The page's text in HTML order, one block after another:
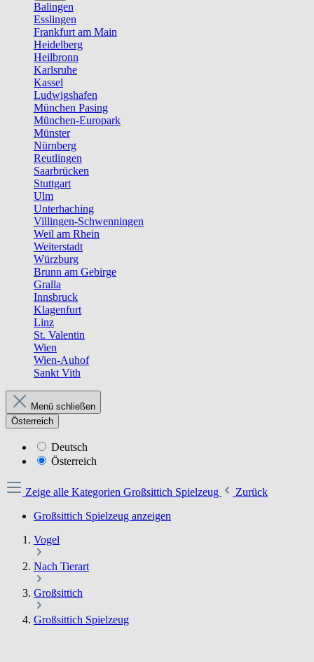
Balingen
Esslingen
Frankfurt am Main
Heidelberg
Heilbronn
Karlsruhe
Kassel
Ludwigshafen
München Pasing
München-Europark
Münster
Nürnberg
Reutlingen
Saarbrücken
Stuttgart
Ulm
Unterhaching
Villingen-Schwenningen
Weil am Rhein
Weiterstadt
Würzburg
Brunn am Gebirge
Gralla
Innsbruck
Klagenfurt
Linz
St. Valentin
Wien
Wien-Auhof
Sankt Vith
Menü schließen
Österreich
Deutsch
Österreich
Zeige alle Kategorien Großsittich Spielzeug
Zurück
Großsittich Spielzeug anzeigen
Vogel
Nach Tierart
Großsittich
Großsittich Spielzeug